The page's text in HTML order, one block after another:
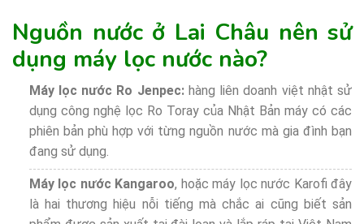
Nguồn nước ở Lai Châu nên sử
dụng máy lọc nước nào?
Máy lọc nước Ro Jenpec:hàng liên doanh việt nhật sử
dụng công nghệ lọc Ro Toray của Nhật Bản máy có các
phiên bản phù hợp với từng nguồn nước mà gia đình bạn
đang sử dụng.
Máy lọc nước Kangaroo, hoặc máy lọc nước Karofi đây
là hai thương hiệu nỗi tiếng mà chắc ai cũng biết sản